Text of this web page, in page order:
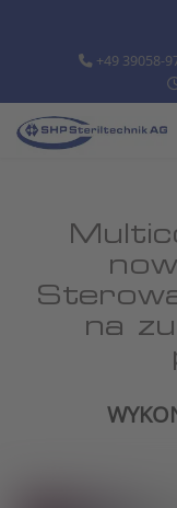
+49 39058-
na